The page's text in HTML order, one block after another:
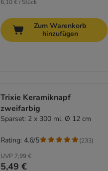
6,10 € / Stück
Zum Warenkorb
hinzufügen
Trixie Keramiknapf
zweifarbig
Sparset: 2 x 300 ml, Ø 12 cm
UVP 7,99 €
5,49 €
Rating: 4.6/5 (233)